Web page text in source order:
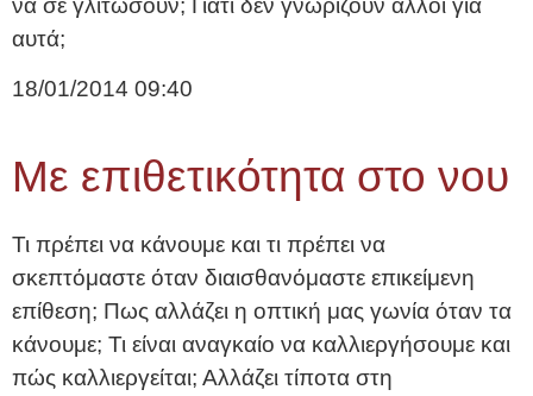
να σε γλιτώσουν; Γιατί δεν γνωρίζουν άλλοι για
αυτά;
18/01/2014 09:40
Με επιθετικότητα στο νου
Τι πρέπει να κάνουμε και τι πρέπει να
σκεπτόμαστε όταν διαισθανόμαστε επικείμενη
επίθεση; Πως αλλάζει η οπτική μας γωνία όταν τα
κάνουμε; Τι είναι αναγκαίο να καλλιεργήσουμε και
πώς καλλιεργείται; Αλλάζει τίποτα στη